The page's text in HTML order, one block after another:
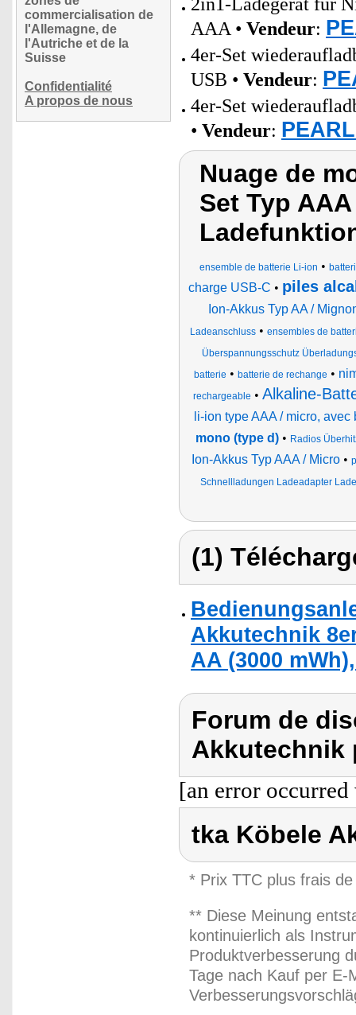
commercialisation de
l'Allemagne, de
l'Autriche et de la
Suisse
Confidentialité
A propos de nous
AAA • Vendeur:
4er-Set
USB • Vendeur:
4er-Set
• Vendeur:
Nuage de
Set Typ
ensemble de batterie Li-ion •
charge USB-C • piles
Ion-Akkus Typ AA /
Ladeanschluss • ensembles de
Überspannungsschutz
batterie • batterie de rechange •
rechargeable • Alkaline-
li-ion type AAA / micro,
mono (type d) • Radios
Ion-Akkus Typ AAA / Micro•
Schnellladungen Ladeadapter
(1)
Akkutechnik
AA (3000
Forum de
Akkutechnik
[an error
tka Köbele
* Prix TTC plus frais
** Diese Meinung
kontinuierlich als
Produktverbesserung
Tage nach Kauf per E-